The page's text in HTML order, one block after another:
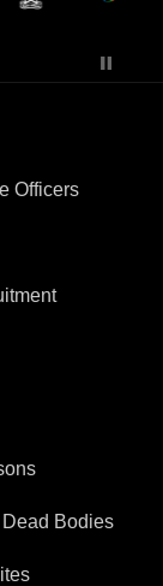
Officers
Bodies